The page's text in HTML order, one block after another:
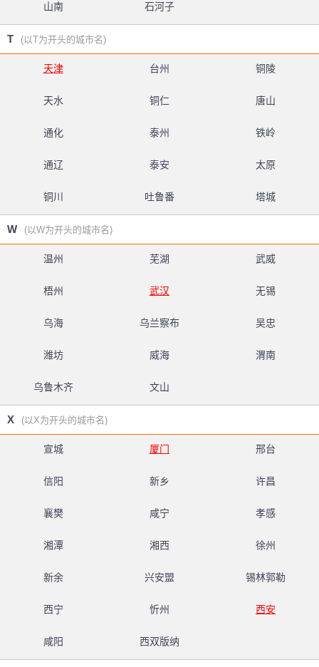
山南 石河子
T (以T为开头的城市名)
天津 台州 铜陵
天水 铜仁 唐山
通化 泰州 铁岭
通辽 泰安 太原
铜川 吐鲁番 塔城
W (以W为开头的城市名)
温州 芜湖 武威
梧州 武汉 无锡
乌海 乌兰察布 吴忠
潍坊 威海 渭南
乌鲁木齐 文山
X (以X为开头的城市名)
宣城 厦门 邢台
信阳 新乡 许昌
襄樊 咸宁 孝感
湘潭 湘西 徐州
新余 兴安盟 锡林郭勒
西宁 忻州 西安
咸阳 西双版纳